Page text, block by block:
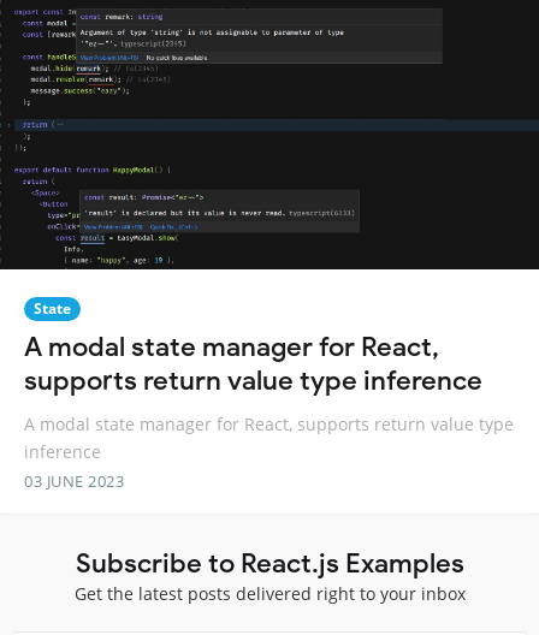
State
A modal state manager for React,
supports return value type inference
A modal state manager for React, supports return value type
inference
03 JUNE 2023
Subscribe to React.js Examples
Get the latest posts delivered right to your inbox